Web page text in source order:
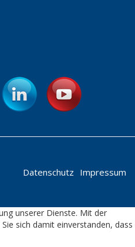
Impressum
Datenschutz
unserer Dienste. Mit der
sich damit einverstanden, dass